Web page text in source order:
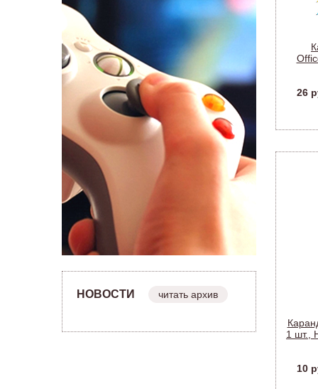
26
1 шт.,
10
НОВОСТИ читать архив